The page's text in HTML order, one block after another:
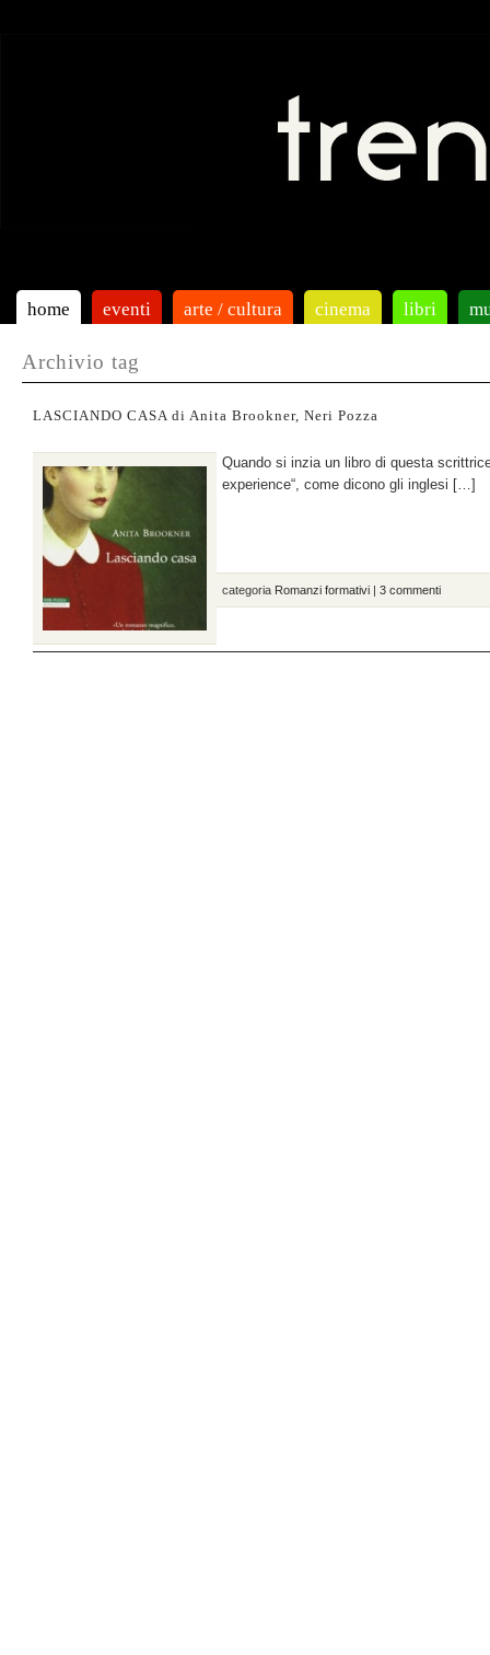
home eventi arte / cultura cinema libri
Archivio tag
LASCIANDO CASA di Anita Brookner, Neri Pozza
Quando si inzia un libro di questa
experience“, come dicono gli inglesi […]
categoria Romanzi formativi | 3 commenti